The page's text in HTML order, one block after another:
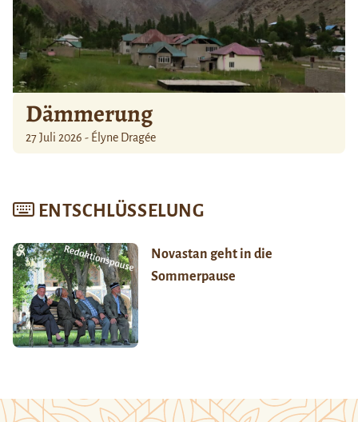
Dämmerung
27 Juli 2026 - Élyne Dragée
ENTSCHLÜSSELUNG
Novastan geht in die
Sommerpause